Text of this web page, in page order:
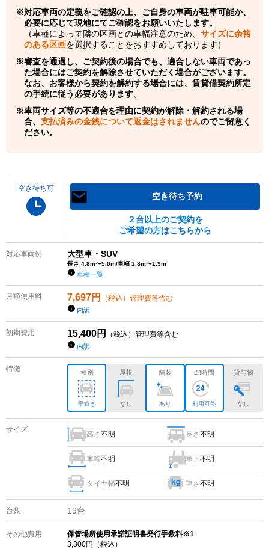
対応車両の定義をご確認の上、ご自身の車両が駐車可能か、
必要に応じて現地にてご確認をお願いいたします。
（車種によって隣の区画との車幅注意のため、 サイズに余裕
のある区画を選択することをおすすめしております）
審査を通過し、ご契約後の場合でも、適合しない車両であっ
た場合にはご契約を解除させていただく場合がございます。
なお、お客様から契約を解約する場合には、賃貸借契約所定
の手続に従う必要があります。
車両サイズ等の不適合を理由に契約が解除・解約される場
合、 支払済みの金銭について返金はされませんのでご留意く
ださい。
空き待ち可
空き待ち予約
２台以上のご契約を
ご希望の方はこちらから
対応車両例 大型車・SUV
長さ 4.8m〜5.0m/車幅 1.8m〜1.9m
車種一覧
月額使用料 7,697円 （税込）管理費等含む
内訳
初期費用 15,400円 （税込）管理費等含む
内訳
特徴 種別
平置き
屋根
なし
舗装
あり
24時間
利用可能
貸与物
なし
サイズ
高さ不明 長さ不明
車幅不明 車下不明
タイヤ幅不明 重さ不明
台数 19台
その他費用
保管場所使用承諾証明書発行手数料※1
3,300円（税込）